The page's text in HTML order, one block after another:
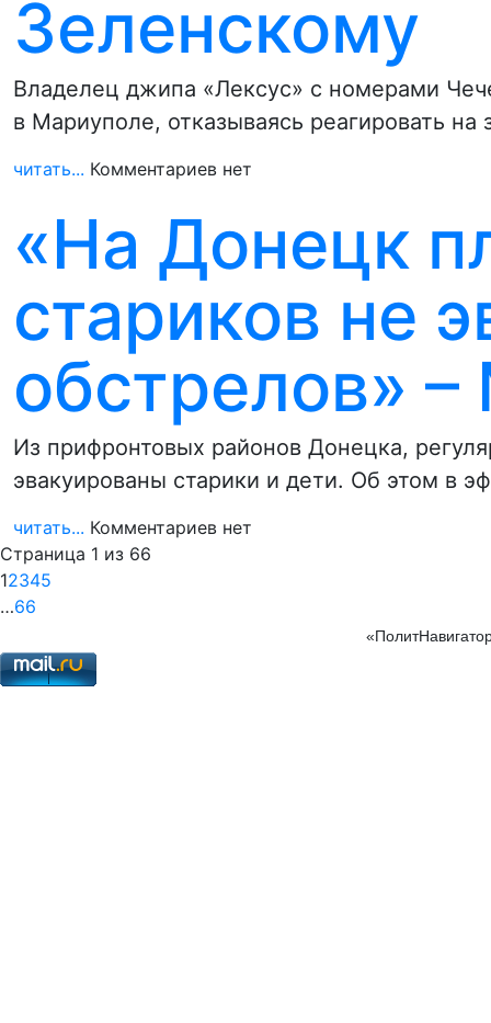
Зеленскому
Владелец джипа «Лексус» с номерами
в Мариуполе, отказываясь реагировать
читать... Комментариев нет
«На Донецк
стариков не
обстрелов»
Из прифронтовых районов Донецка,
эвакуированы старики и дети. Об этом в
читать... Комментариев нет
Страница 1 из 66
12345
…66